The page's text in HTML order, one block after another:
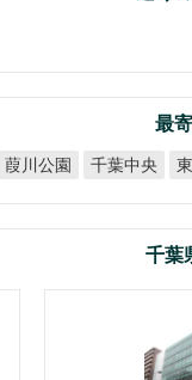
最
葭川公園 千葉中央
千葉